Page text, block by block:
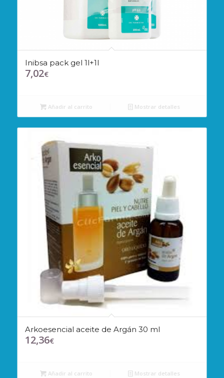
Inibsa pack gel 1l+1l
7,02€
Añadir al carrito Mostrar detalles
Arkoesencial aceite de Argán 30 ml
12,36€
Añadir al carrito Mostrar detalles